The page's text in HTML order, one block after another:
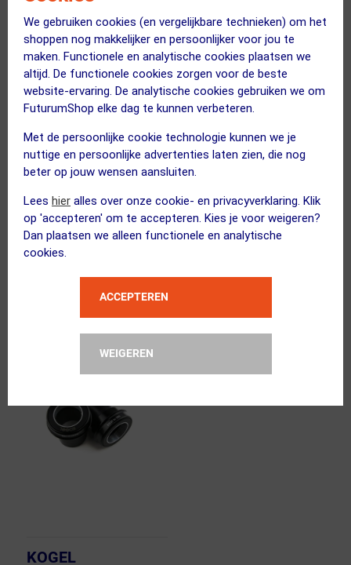
We gebruiken cookies (en vergelijkbare technieken) om het
shoppen nog makkelijker en persoonlijker voor jou te
maken. Functionele en analytische cookies plaatsen we
altijd. De functionele cookies zorgen voor de beste
website-ervaring. De analytische cookies gebruiken we om
FuturumShop elke dag te kunnen verbeteren.
Met de persoonlijke cookie technologie kunnen we je
nuttige en persoonlijke advertenties laten zien, die nog
beter op jouw wensen aansluiten.
Lees hier alles over onze cookie- en privacyverklaring. Klik
op 'accepteren' om te accepteren. Kies je voor weigeren?
Dan plaatsen we alleen functionele en analytische
cookies.
ACCEPTEREN
WEIGEREN
KOGEL
Ceramic Trapaslager
239.99
ja, op voorraad
KOGEL
Ceramic Derailleurkooi
SRAM eTap AXS Goud
Vergelijk
KOGEL